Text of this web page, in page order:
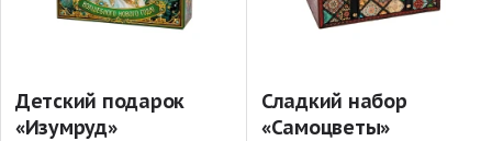
Детский подарок
«Изумруд»
Сладкий набор
«Самоцветы»